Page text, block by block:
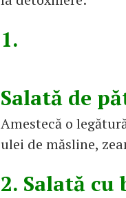
1.
Salată de
Amestecă o
ulei de măsline,
2. Salată